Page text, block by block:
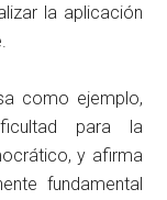
la aplicación
como ejemplo,
para la
y afirma
fundamental